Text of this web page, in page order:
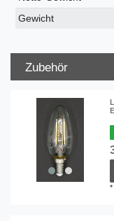
Gewicht
Zubehör